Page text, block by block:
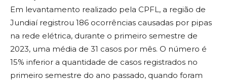
Em levantamento realizado pela CPFL, a região de
Jundiaí registrou 186 ocorrências causadas por pipas
na rede elétrica, durante o primeiro semestre de
2023, uma média de 31 casos por mês. O número é
15% inferior a quantidade de casos registrados no
primeiro semestre do ano passado, quando foram